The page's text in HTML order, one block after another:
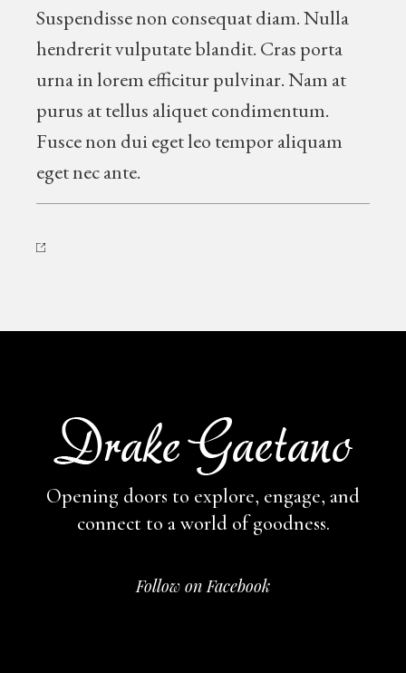
Suspendisse non consequat diam. Nulla
hendrerit vulputate blandit. Cras porta
urna in lorem efficitur pulvinar. Nam at
purus at tellus aliquet condimentum.
Fusce non dui eget leo tempor aliquam
eget nec ante.
Opening doors to explore, engage, and
connect to a world of goodness.
Follow on Facebook